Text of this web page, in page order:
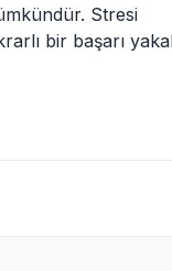
Stresi
bir başarı